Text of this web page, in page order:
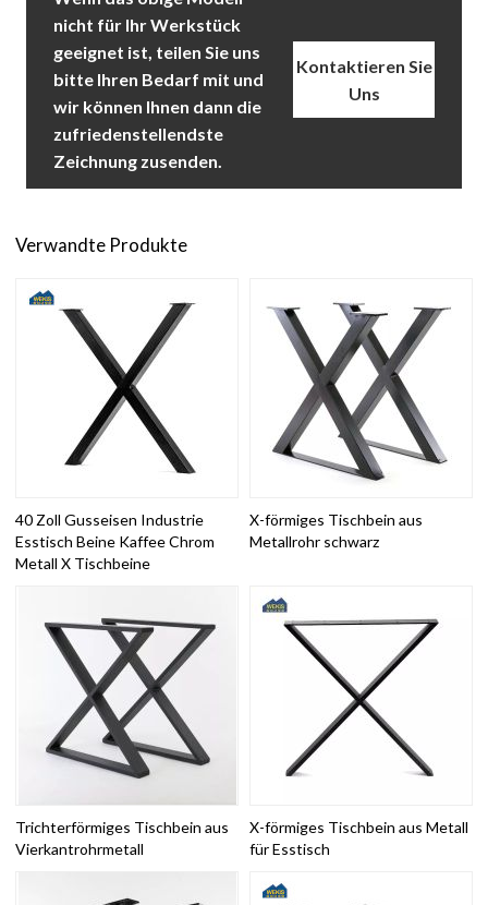
nicht für Ihr Werkstück
geeignet ist, teilen Sie uns
bitte Ihren Bedarf mit und
wir können Ihnen dann die
zufriedenstellendste
Zeichnung zusenden.
Kontaktieren Sie
Uns
Verwandte Produkte
40 Zoll Gusseisen Industrie
Esstisch Beine Kaffee Chrom
Metall X Tischbeine
X-förmiges Tischbein aus
Metallrohr schwarz
Trichterförmiges Tischbein aus
Vierkantrohrmetall
X-förmiges Tischbein aus Metall
für Esstisch